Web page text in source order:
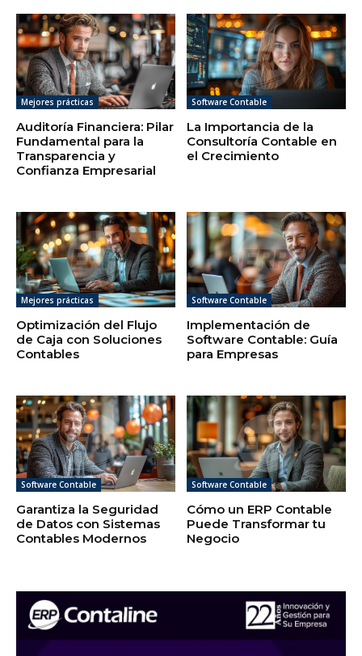
Mejores prácticas
Auditoría Financiera: Pilar
Fundamental para la
Transparencia y
Confianza Empresarial
Software Contable
La Importancia de la
Consultoría Contable en
el Crecimiento
Mejores prácticas
Optimización del Flujo
de Caja con Soluciones
Contables
Software Contable
Implementación de
Software Contable: Guía
para Empresas
Software Contable
Garantiza la Seguridad
de Datos con Sistemas
Contables Modernos
Software Contable
Cómo un ERP Contable
Puede Transformar tu
Negocio